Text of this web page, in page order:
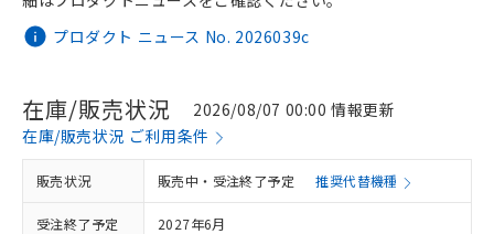
プロダクト ニュース No. 2026039c
在庫/販売状況
2026/08/07 00:00 情報更新
在庫/販売状況 ご利用条件
販売状況 販売中・受注終了予定 推奨代替機種
受注終了予定 2027年6月